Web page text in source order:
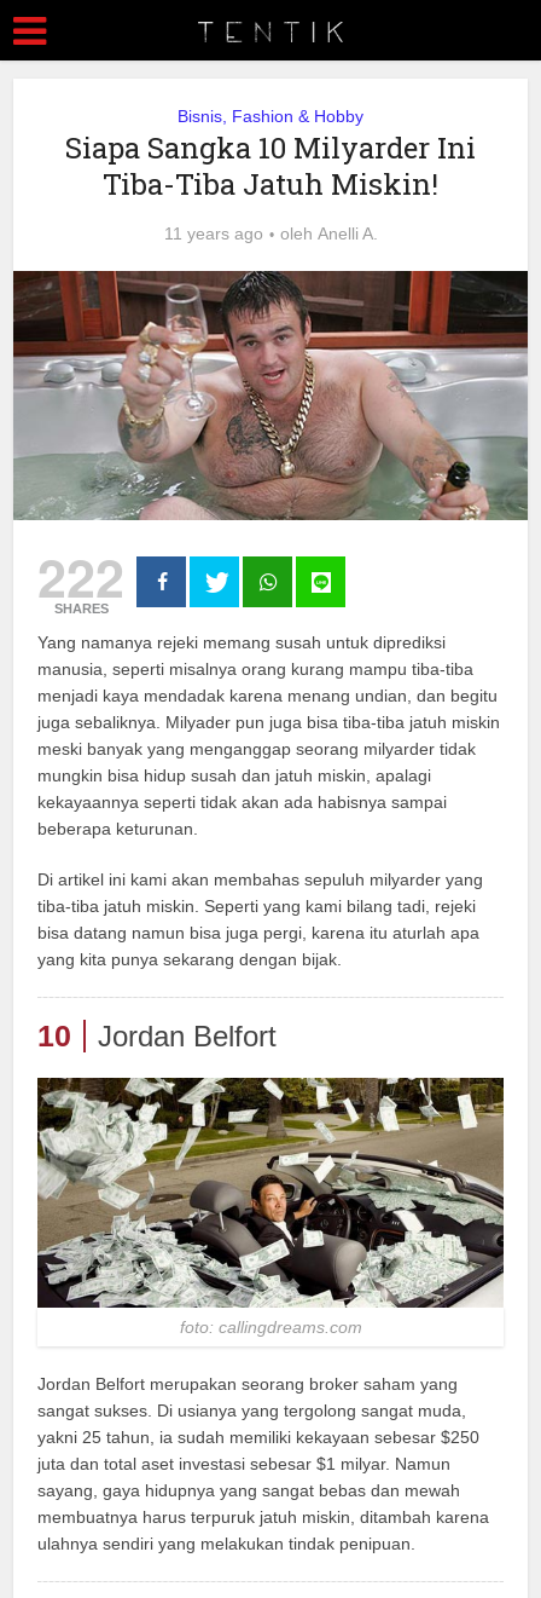
Bisnis, Fashion & Hobby
Siapa Sangka 10 Milyarder Ini
Tiba-Tiba Jatuh Miskin!
11 years ago oleh Anelli A.
222
SHARES
Yang namanya rejeki memang susah untuk diprediksi
manusia, seperti misalnya orang kurang mampu tiba-tiba
menjadi kaya mendadak karena menang undian, dan begitu
juga sebaliknya. Milyader pun juga bisa tiba-tiba jatuh miskin
meski banyak yang menganggap seorang milyarder tidak
mungkin bisa hidup susah dan jatuh miskin, apalagi
kekayaannya seperti tidak akan ada habisnya sampai
beberapa keturunan.
Di artikel ini kami akan membahas sepuluh milyarder yang
tiba-tiba jatuh miskin. Seperti yang kami bilang tadi, rejeki
bisa datang namun bisa juga pergi, karena itu aturlah apa
yang kita punya sekarang dengan bijak.
10 Jordan Belfort
foto: callingdreams.com
Jordan Belfort merupakan seorang broker saham yang
sangat sukses. Di usianya yang tergolong sangat muda,
yakni 25 tahun, ia sudah memiliki kekayaan sebesar $250
juta dan total aset investasi sebesar $1 milyar. Namun
sayang, gaya hidupnya yang sangat bebas dan mewah
membuatnya harus terpuruk jatuh miskin, ditambah karena
ulahnya sendiri yang melakukan tindak penipuan.